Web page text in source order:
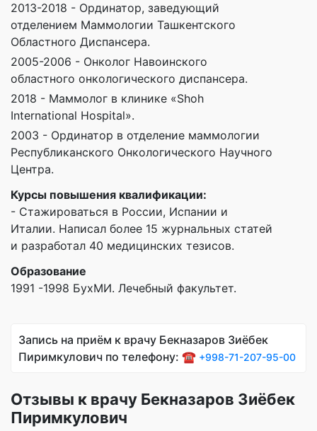
2013-2018 - Ординатор, заведующий
отделением Маммологии Ташкентского
Областного Диспансера.
2005-2006 - Онколог Навоинского
областного онкологического диспансера.
2018 - Маммолог в клинике «Shoh
International Hospital».
2003 - Ординатор в отделение маммологии
Республиканского Онкологического Научного
Центра.
Курсы повышения квалификации:
- Стажироваться в России, Испании и
Италии. Написал более 15 журнальных статей
и разработал 40 медицинских тезисов.
Образование
1991 -1998 БухМИ. Лечебный факультет.
Запись на приём к врачу Бекназаров Зиёбек
Пиримкулович по телефону: ☎️ +998-71-207-95-00
Отзывы к врачу Бекназаров Зиёбек
Пиримкулович